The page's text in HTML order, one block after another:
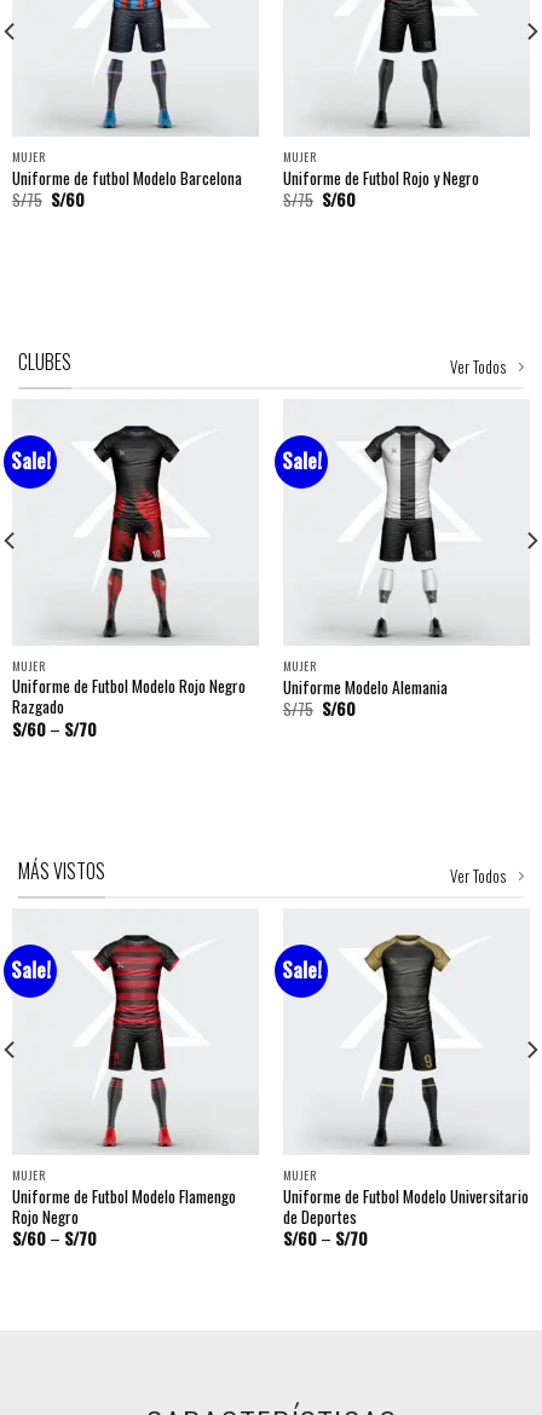
MUJER
Uniforme de futbol Modelo Barcelona
S/75 S/60
MUJER
Uniforme de Futbol Rojo y Negro
S/75 S/60
CLUBES Ver Todos
Sale!
MUJER
Uniforme de Futbol Modelo Rojo Negro
Razgado
S/60– S/70
Sale!
MUJER
Uniforme Modelo Alemania
S/75 S/60
MÁS VISTOS Ver Todos
Sale!
MUJER
Uniforme de Futbol Modelo Flamengo
Rojo Negro
S/60– S/70
Sale!
MUJER
Uniforme de Futbol Modelo Universitario
de Deportes
S/60– S/70